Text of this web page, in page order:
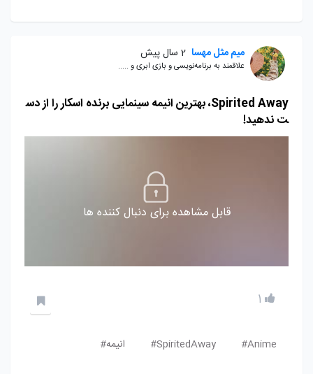
میم مثل مهسا 2 سال پیش
علاقمند به برنامه‌نویسی و بازی ابری و .....
Spirited Away، بهترین انیمه سینمایی برنده اسکار را از دس
ت ندهید!
قابل مشاهده برای دنبال کننده ها
1
Anime#
SpiritedAway# انیمه#